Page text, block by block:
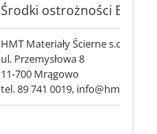
Środki ostrożności BHP
HMT Materiały Ścierne s.c.
ul. Przemysłowa 8
11-700 Mrągowo
tel. 89 741 0019, info@hmt-abr.pl